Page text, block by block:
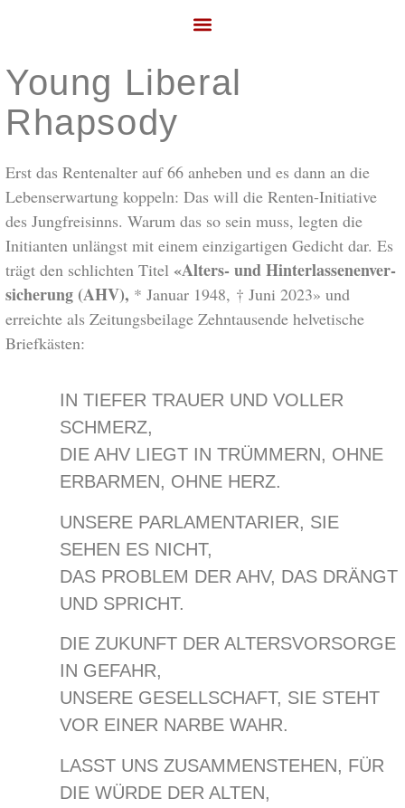
Young Liberal
Rhapsody
Erst das Rentenalter auf 66 anheben und es dann an die
Lebenserwar­tung koppeln: Das will die Renten-Initiative
des Jungfreisinns. Warum das so sein muss, legten die
Initianten unlängst mit einem einzigartigen Gedicht dar. Es
trägt den schlichten Titel «Alters- und Hinterlassenenver­
sicherung (AHV), * Januar 1948, † Juni 2023» und
erreichte als Zeitungsbeilage Zehntausende helvetische
Briefkästen:
IN TIEFER TRAUER UND VOLLER
SCHMERZ,
DIE AHV LIEGT IN TRÜMMERN, OHNE
ERBARMEN, OHNE HERZ.
UNSERE PARLAMENTARIER, SIE
SEHEN ES NICHT,
DAS PROBLEM DER AHV, DAS DRÄNGT
UND SPRICHT.
DIE ZUKUNFT DER ALTERSVORSORGE
IN GEFAHR,
UNSERE GESELLSCHAFT, SIE STEHT
VOR EINER NARBE WAHR.
LASST UNS ZUSAMMENSTEHEN, FÜR
DIE WÜRDE DER ALTEN,